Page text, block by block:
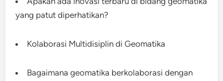
yang patut diperhatikan?
Kolaborasi Multidisiplin di Geomatika
Bagaimana geomatika berkolaborasi dengan